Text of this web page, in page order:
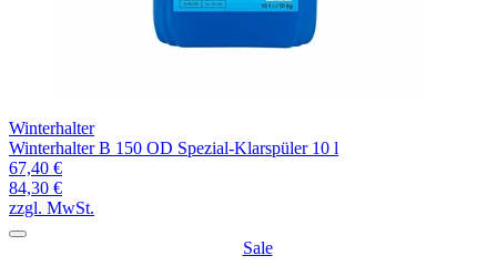
Winterhalter
Winterhalter B 150 OD Spezial-Klarspüler 10 l
67,40 €
84,30 €
zzgl. MwSt.
Sale